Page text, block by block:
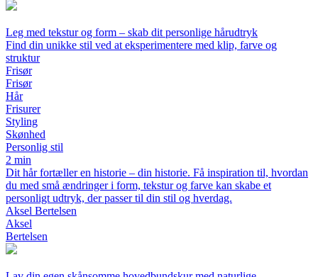
Leg med tekstur og form – skab dit personlige hårudtryk
Find din unikke stil ved at eksperimentere med klip, farve og
struktur
Frisør
Frisør
Hår
Frisurer
Styling
Skønhed
Personlig stil
2 min
Dit hår fortæller en historie – din historie. Få inspiration til, hvordan
du med små ændringer i form, tekstur og farve kan skabe et
personligt udtryk, der passer til din stil og hverdag.
Aksel Bertelsen
Aksel
Bertelsen